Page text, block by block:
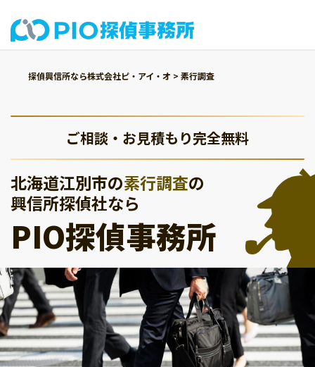
探偵興信所なら株式会社ピ・アイ・オ > 素行調査
ご相談・お見積もり完全無料
北海道江別市の素行調査の
興信所探偵社なら
PIO探偵事務所